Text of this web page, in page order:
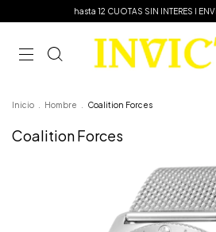
hasta 12 CUOTAS SIN INTERES I
Inicio Hombre Coalition Forces
Coalition Forces